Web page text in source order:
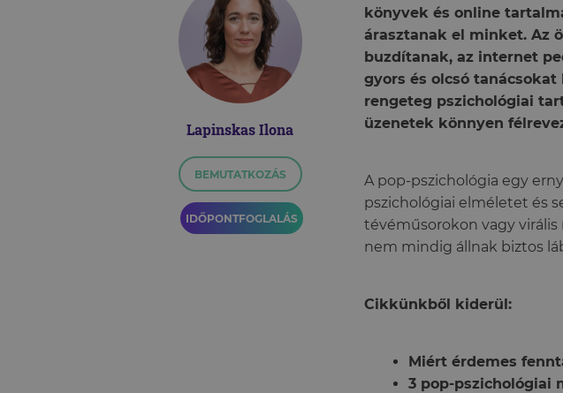
Lapinskas Ilona
BEMUTATKOZÁS
IDŐPONTFOGLALÁS
könyvek és online
árasztanak el minket. Az
buzdítanak, az internet
gyors és olcsó
rengeteg pszichológiai
üzenetek könnyen
A pop-pszichológia egy
pszichológiai elméletet és
tévéműsorokon vagy
nem mindig állnak biztos
Cikkünkből kiderül:
Miért érdemes
3 pop-pszichológiai